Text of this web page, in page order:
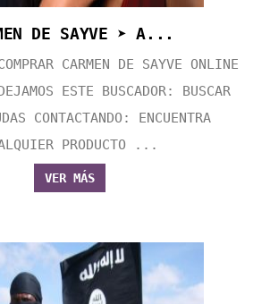
DE SAYVE ➤ A...
CARMEN DE SAYVE ONLINE
ESTE BUSCADOR: BUSCAR
CONTACTANDO: ENCUENTRA
PRODUCTO ...
VER MÁS